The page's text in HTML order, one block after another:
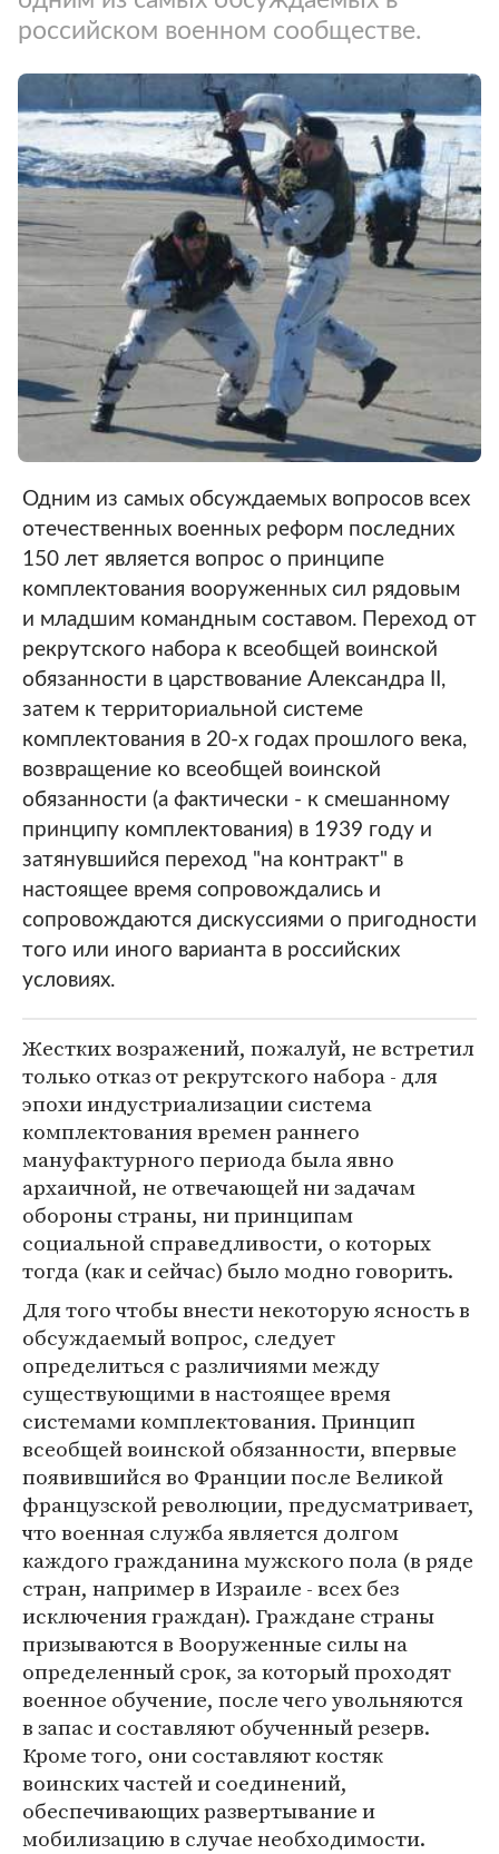
российском военном сообществе.
Одним из самых обсуждаемых вопросов всех
отечественных военных реформ последних
150 лет является вопрос о принципе
комплектования вооруженных сил рядовым
и младшим командным составом. Переход от
рекрутского набора к всеобщей воинской
обязанности в царствование Александра II,
затем к территориальной системе
комплектования в 20-х годах прошлого века,
возвращение ко всеобщей воинской
обязанности (а фактически - к смешанному
принципу комплектования) в 1939 году и
затянувшийся переход "на контракт" в
настоящее время сопровождались и
сопровождаются дискуссиями о пригодности
того или иного варианта в российских
условиях.
Жестких возражений, пожалуй, не встретил
только отказ от рекрутского набора - для
эпохи индустриализации система
комплектования времен раннего
мануфактурного периода была явно
архаичной, не отвечающей ни задачам
обороны страны, ни принципам
социальной справедливости, о которых
тогда (как и сейчас) было модно говорить.
Для того чтобы внести некоторую ясность в
обсуждаемый вопрос, следует
определиться с различиями между
существующими в настоящее время
системами комплектования. Принцип
всеобщей воинской обязанности, впервые
появившийся во Франции после Великой
французской революции, предусматривает,
что военная служба является долгом
каждого гражданина мужского пола (в ряде
стран, например в Израиле - всех без
исключения граждан). Граждане страны
призываются в Вооруженные силы на
определенный срок, за который проходят
военное обучение, после чего увольняются
в запас и составляют обученный резерв.
Кроме того, они составляют костяк
воинских частей и соединений,
обеспечивающих развертывание и
мобилизацию в случае необходимости.